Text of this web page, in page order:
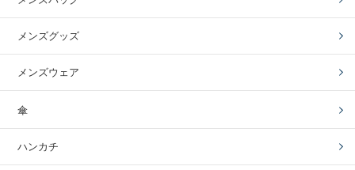
メンズグッズ
メンズウェア
傘
ハンカチ